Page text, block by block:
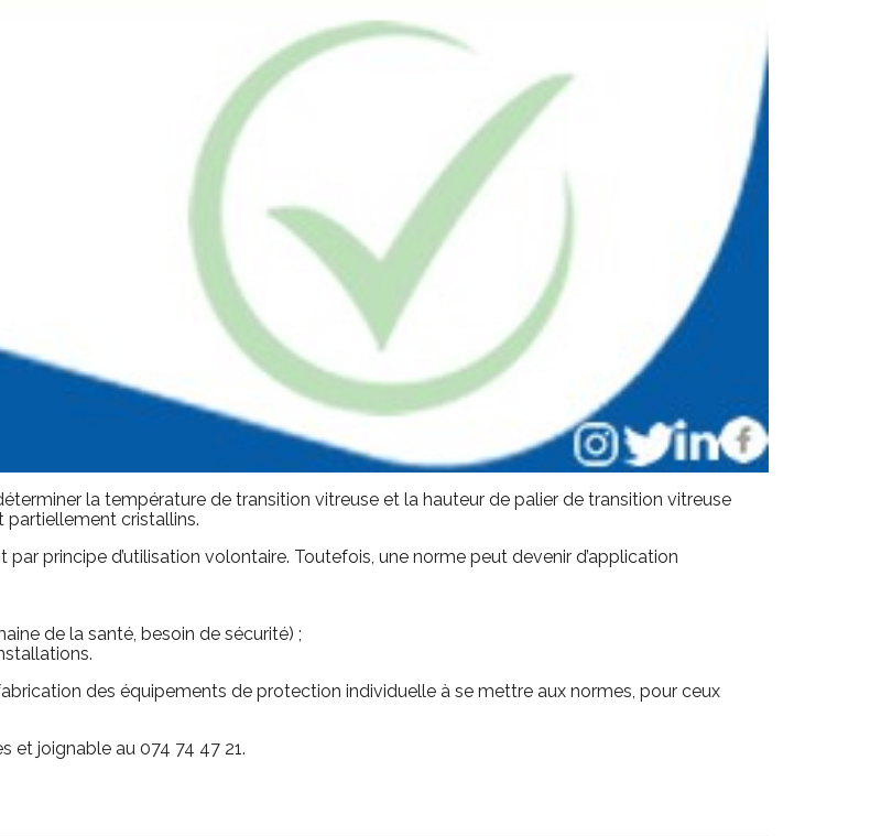
la température de transition vitreuse et la hauteur de palier de transition vitreuse
partiellement cristallins.
principe d’utilisation volontaire. Toutefois, une norme peut devenir d’application
de la santé, besoin de sécurité) ;
des équipements de protection individuelle à se mettre aux normes, pour ceux
et joignable au 074 74 47 21.